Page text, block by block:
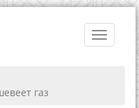
Toggle
газ